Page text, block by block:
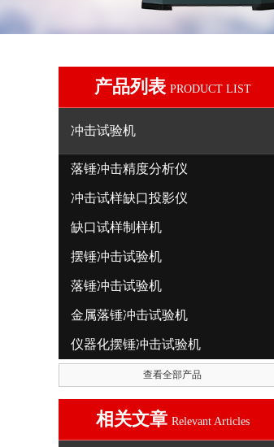
产品列表 PRODUCT LIST
冲击试验机
落锤冲击精度分析仪
冲击试样缺口投影仪
缺口试样制样机
摆锤冲击试验机
落锤冲击试验机
金属落锤冲击试验机
仪器化摆锤冲击试验机
查看全部产品
相关文章 Relevant Articles